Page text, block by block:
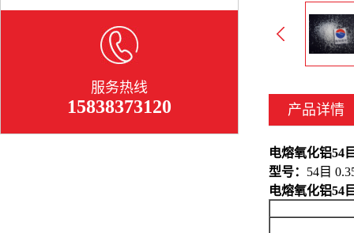
服务热线
15838373120 产品详情
电熔氧化铝54
型号： 54目
电熔氧化铝54